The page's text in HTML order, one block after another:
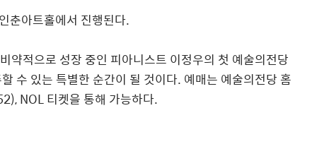
춘아트홀에서 진행된다.
약적으로 성장 중인 피아니스트 이정우의 첫 예술의전당
수 있는 특별한 순간이 될 것이다. 예매는 예술의전당 홈
NOL티켓을 통해 가능하다.